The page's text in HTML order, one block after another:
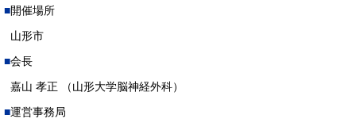
開催場所
山形市
会長
嘉山 孝正 （山形大学脳神経外科）
運営事務局